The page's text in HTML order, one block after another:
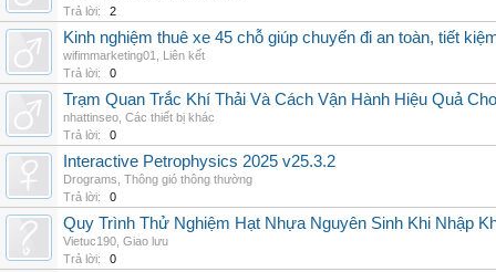
Trả lời:
2
Kinh nghiệm thuê xe 45 chỗ giúp chuyến đi an toàn, tiết
wifimmarketing01
Liên kết
Trả lời:
0
Trạm Quan Trắc Khí Thải Và Cách Vận Hành Hiệu Quả
nhattinseo Các thiết bị khác
Trả lời:
0
Interactive Petrophysics 2025 v25.3.2
Drograms Thông gió thông thường
Trả lời:
0
Quy Trình Thử Nghiệm Hạt Nhựa Nguyên Sinh Khi Nhập
Vietuc190 Giao lưu
Trả lời:
0